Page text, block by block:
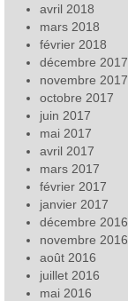
avril 2018
mars 2018
février 2018
décembre 2017
novembre 2017
octobre 2017
juin 2017
mai 2017
avril 2017
mars 2017
février 2017
janvier 2017
décembre 2016
novembre 2016
août 2016
juillet 2016
mai 2016